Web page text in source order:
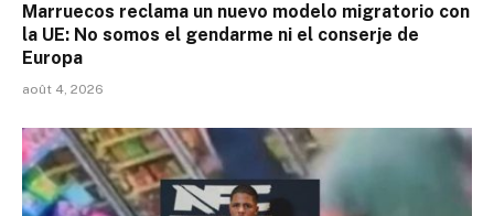
Marruecos reclama un nuevo modelo migratorio con
la UE: No somos el gendarme ni el conserje de
Europa
août 4, 2026